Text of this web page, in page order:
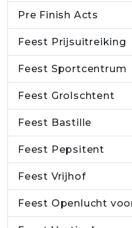
Pre Finish Acts
Feest Prijsuitreiking
Feest Sportcentrum
Feest Grolschtent
Feest Bastille
Feest Pepsitent
Feest Vrijhof
Feest Openlucht